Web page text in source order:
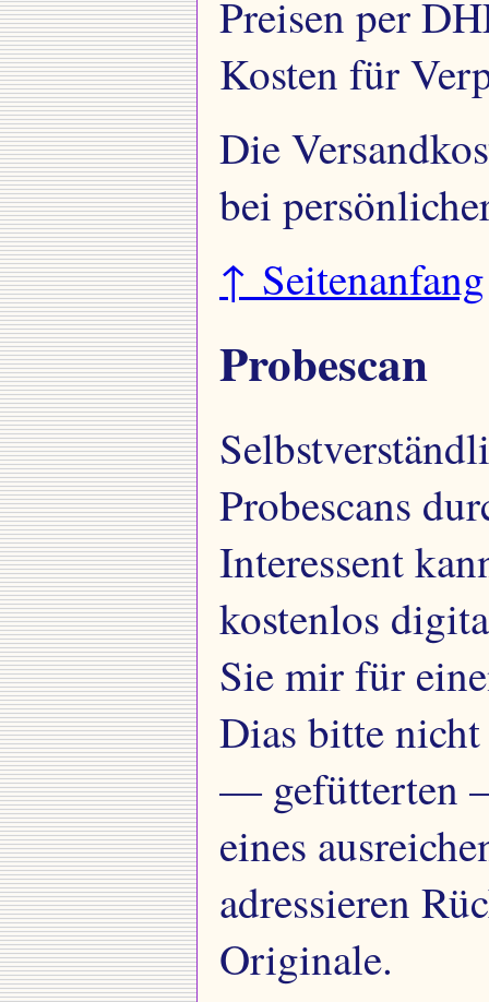
Preisen per
Kosten für
Die
bei
↑ Seitenanfang
Probescan
Probescans
Interessent
kostenlos
Sie mir für
Dias bitte
— gefütterten
eines
adressieren
Originale.